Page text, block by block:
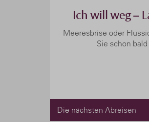
Ich will weg –
Meeresbrise oder
Sie schon
Die nächsten Abreisen